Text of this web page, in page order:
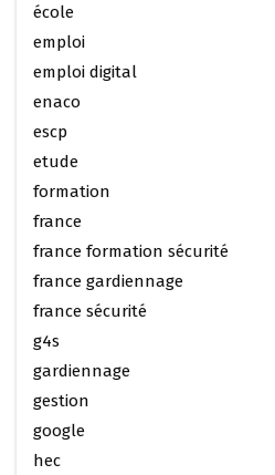
école
emploi
emploi digital
enaco
escp
etude
formation
france
france formation sécurité
france gardiennage
france sécurité
g4s
gardiennage
gestion
google
hec